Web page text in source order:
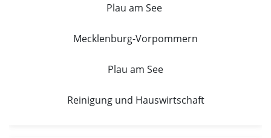
Plau am See
Mecklenburg-Vorpommern
Plau am See
Reinigung und Hauswirtschaft